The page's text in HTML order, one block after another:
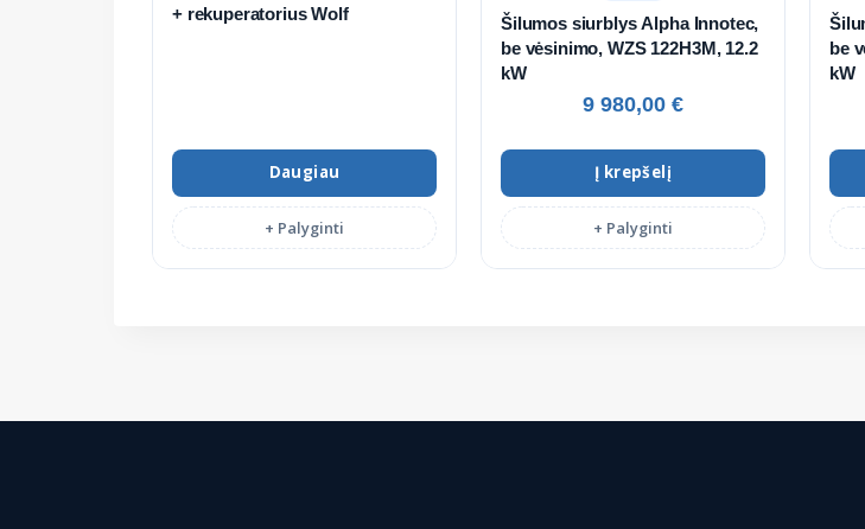
+ rekuperatorius Wolf
Daugiau
+ Palyginti
Šilumos siurblys Alpha Innotec,
be vėsinimo, WZS 122H3M, 12.2
kW
9 980,00 €
Į krepšelį
+ Palyginti
be
kW